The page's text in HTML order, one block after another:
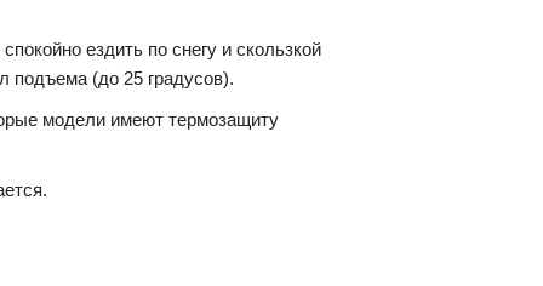
ездить по снегу и скользкой
подъема (до 25 градусов).
модели имеют термозащиту